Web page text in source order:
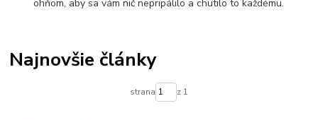
ohňom, aby sa vám nič nepripálilo a chutilo to každému.
Najnovšie články
strana z 1